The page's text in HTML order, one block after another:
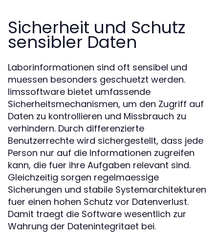
Sicherheit und Schutz
sensibler Daten
Laborinformationen sind oft sensibel und
muessen besonders geschuetzt werden.
limssoftware bietet umfassende
Sicherheitsmechanismen, um den Zugriff auf
Daten zu kontrollieren und Missbrauch zu
verhindern. Durch differenzierte
Benutzerrechte wird sichergestellt, dass jede
Person nur auf die Informationen zugreifen
kann, die fuer ihre Aufgaben relevant sind.
Gleichzeitig sorgen regelmaessige
Sicherungen und stabile Systemarchitekturen
fuer einen hohen Schutz vor Datenverlust.
Damit traegt die Software wesentlich zur
Wahrung der Datenintegritaet bei.